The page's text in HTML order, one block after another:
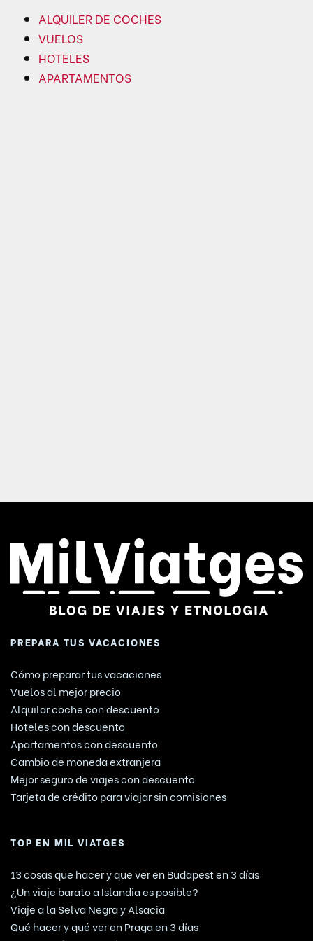
ALQUILER DE COCHES
VUELOS
HOTELES
APARTAMENTOS
PREPARA TUS VACACIONES
Cómo preparar tus vacaciones
Vuelos al mejor precio
Alquilar coche con descuento
Hoteles con descuento
Apartamentos con descuento
Cambio de moneda extranjera
Mejor seguro de viajes con descuento
Tarjeta de crédito para viajar sin comisiones
TOP EN MIL VIATGES
13 cosas que hacer y que ver en Budapest en 3 días
¿Un viaje barato a Islandia es posible?
Viaje a la Selva Negra y Alsacia
Qué hacer y qué ver en Praga en 3 días